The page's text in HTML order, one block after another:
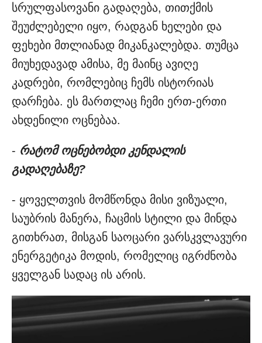
სრულფასოვანი გადაღება, თითქმის
შეუძლებელი იყო, რადგან ხელები და
ფეხები მთლიანად მიკანკალებდა. თუმცა
მიუხედავად ამისა, მე მაინც ავიღე
კადრები, რომლებიც ჩემს ისტორიას
დარჩება. ეს მართლაც ჩემი ერთ-ერთი
ახდენილი ოცნებაა.
- რატომ ოცნებობდი კენდალის
გადაღებაზე?
- ყოველთვის მომწონდა მისი ვიზუალი,
საუბრის მანერა, ჩაცმის სტილი და მინდა
გითხრათ, მისგან საოცარი ვარსკვლავური
ენერგეტიკა მოდის, რომელიც იგრძნობა
ყველგან სადაც ის არის.